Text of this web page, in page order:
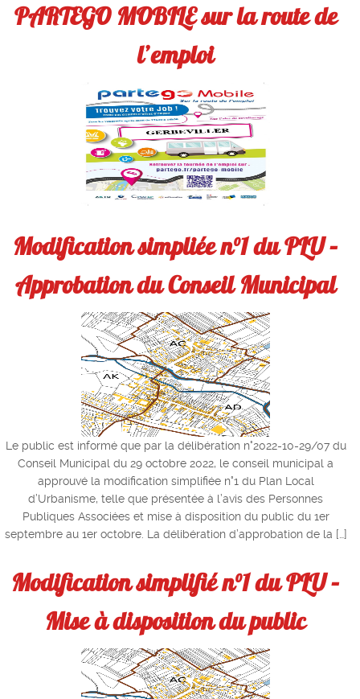
PARTEGO MOBILE sur la route de
l’emploi
Modification simpliée n°1 du PLU –
Approbation du Conseil Municipal
Le public est informé que par la délibération n°2022-10-29/07 du
Conseil Municipal du 29 octobre 2022, le conseil municipal a
approuvé la modification simplifiée n°1 du Plan Local
d’Urbanisme, telle que présentée à l’avis des Personnes
Publiques Associées et mise à disposition du public du 1er
septembre au 1er octobre. La délibération d’approbation de la […]
Modification simplifié n°1 du PLU –
Mise à disposition du public